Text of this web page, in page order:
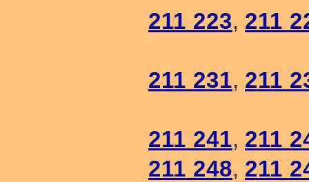
211 223, 211
211 231, 211
211 241, 211
211 248, 211